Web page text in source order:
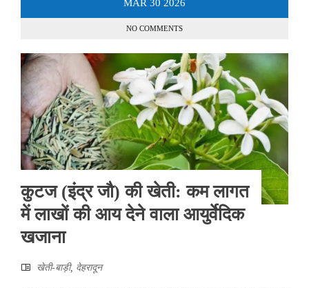
MAR 30 2026
NO COMMENTS
कुटज (इंद्र जौ) की खेती: कम लागत
में लाखों की आय देने वाला आयुर्वेदिक
खजाना
खेती-बाड़ी, देहरादून